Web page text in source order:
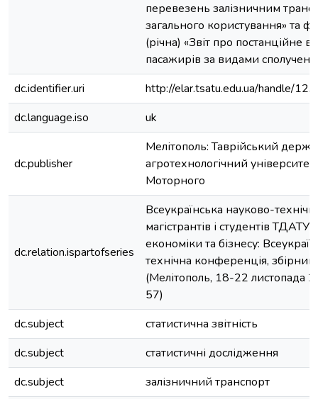
перевезень залізничним
загального користування» та
(річна) «Звіт про постанційне
пасажирів за видами
dc.identifier.uri
http://elar.tsatu.edu.ua/handle/
dc.language.iso
uk
dc.publisher
Мелітополь: Таврійський
агротехнологічний
Моторного
dc.relation.ispartofseries
Всеукраїнська науково-
магістрантів і студентів
економіки та бізнесу:
технічна конференція,
(Мелітополь, 18-22 листопада
57)
dc.subject
статистична звітність
dc.subject
статистичні дослідження
dc.subject
залізничний транспорт